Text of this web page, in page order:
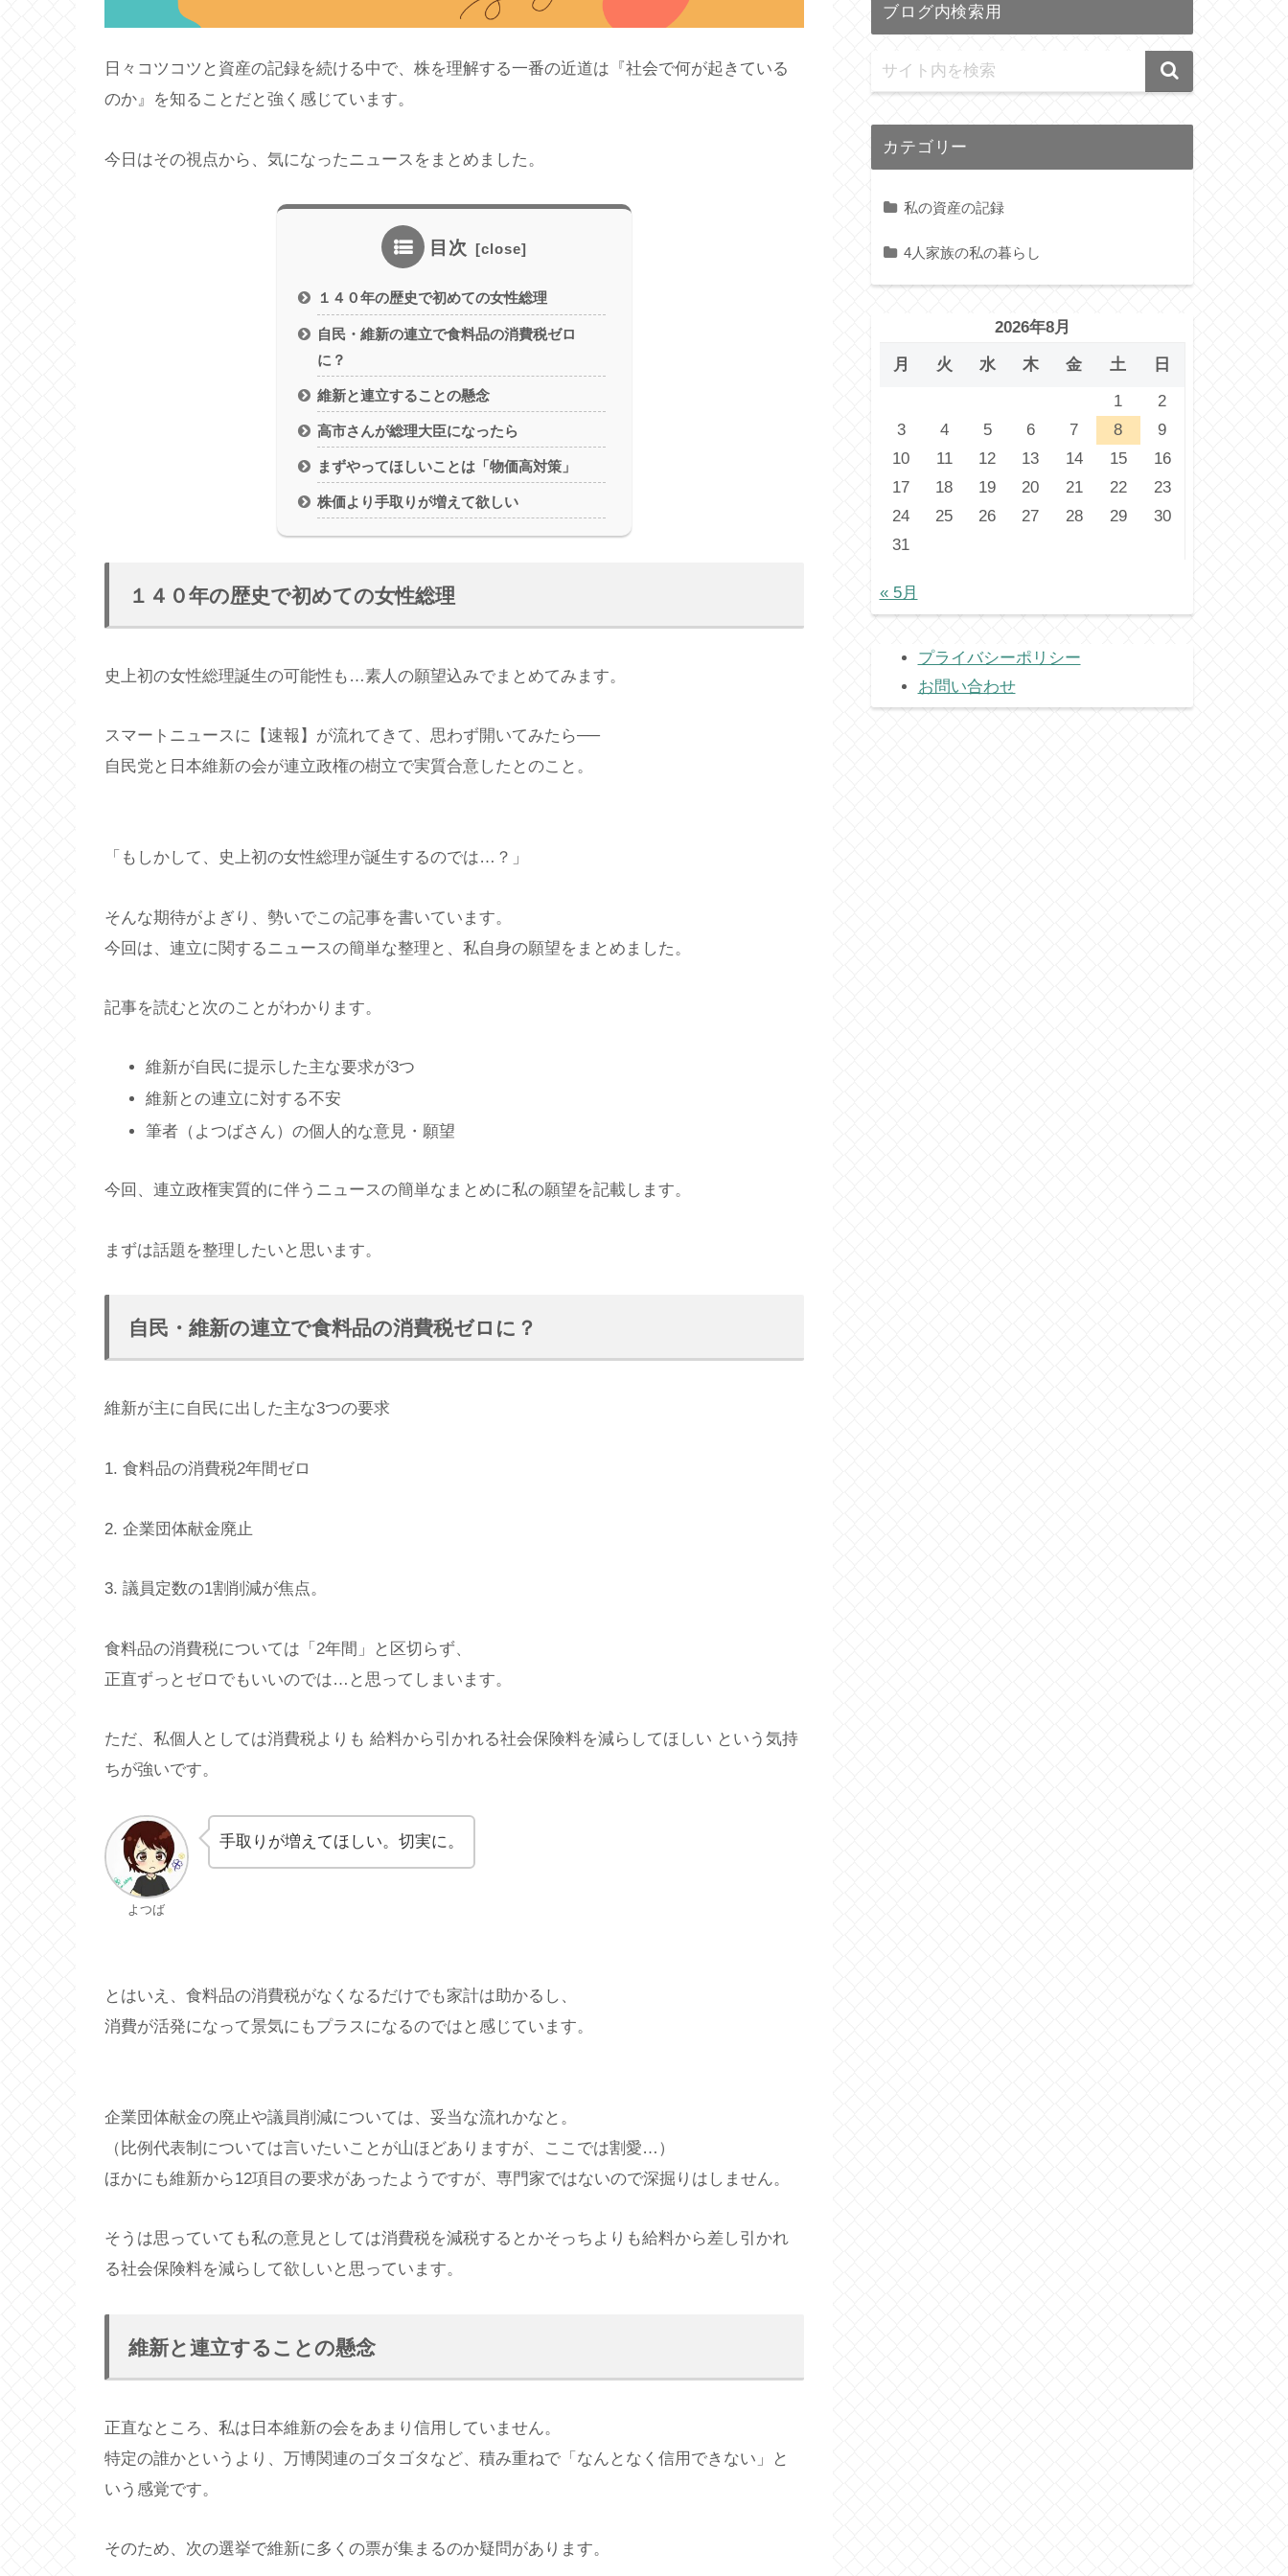
日々コツコツと資産の記録を続ける中で、株を理解する一番の近道は『社会で何が起きている
のか』を知ることだと強く感じています。
今日はその視点から、気になったニュースをまとめました。
目次
１４０年の歴史で初めての女性総理
自民・維新の連立で食料品の消費税ゼロ
に？
維新と連立することの懸念
高市さんが総理大臣になったら
まずやってほしいことは「物価高対策」
株価より手取りが増えて欲しい
１４０年の歴史で初めての女性総理
史上初の女性総理誕生の可能性も…素人の願望込みでまとめてみます。
スマートニュースに【速報】が流れてきて、思わず開いてみたら──
自民党と日本維新の会が連立政権の樹立で実質合意したとのこと。
「もしかして、史上初の女性総理が誕生するのでは…？」
そんな期待がよぎり、勢いでこの記事を書いています。
今回は、連立に関するニュースの簡単な整理と、私自身の願望をまとめました。
記事を読むと次のことがわかります。
維新が自民に提示した主な要求が3つ
維新との連立に対する不安
筆者（よつばさん）の個人的な意見・願望
今回、連立政権実質的に伴うニュースの簡単なまとめに私の願望を記載します。
まずは話題を整理したいと思います。
自民・維新の連立で食料品の消費税ゼロに？
維新が主に自民に出した主な3つの要求
1. 食料品の消費税2年間ゼロ
2. 企業団体献金廃止
3. 議員定数の1割削減が焦点。
食料品の消費税については「2年間」と区切らず、
正直ずっとゼロでもいいのでは…と思ってしまいます。
ただ、私個人としては消費税よりも 給料から引かれる社会保険料を減らしてほしい という気持
ちが強いです。
よつば
手取りが増えてほしい。切実に。
とはいえ、食料品の消費税がなくなるだけでも家計は助かるし、
消費が活発になって景気にもプラスになるのではと感じています。
企業団体献金の廃止や議員削減については、妥当な流れかなと。
（比例代表制については言いたいことが山ほどありますが、ここでは割愛…）
ほかにも維新から12項目の要求があったようですが、専門家ではないので深掘りはしません。
そうは思っていても私の意見としては消費税を減税するとかそっちよりも給料から差し引かれ
る社会保険料を減らして欲しいと思っています。
維新と連立することの懸念
正直なところ、私は日本維新の会をあまり信用していません。
特定の誰かというより、万博関連のゴタゴタなど、積み重ねで「なんとなく信用できない」と
いう感覚です。
そのため、次の選挙で維新に多くの票が集まるのか疑問があります。
ブログ内検索用
カテゴリー
私の資産の記録
4人家族の私の暮らし
2026年8月
月 火 水 木 金 土
日
1
2
3
4 5 6 7 8
9
10
11 12 13 14 15
16
17
18 19 20 21 22
23
24
25 26 27 28 29
30
31
« 5月
プライバシーポリシー
お問い合わせ